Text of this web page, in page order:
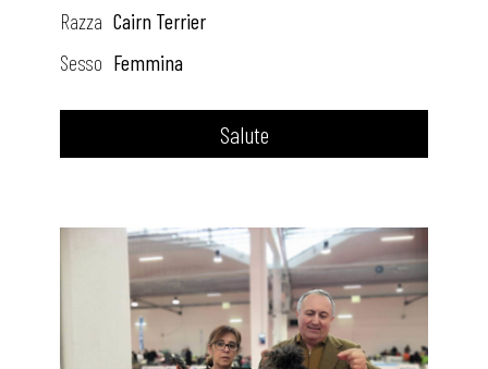
i
r
y
t
Razza Cairn Terrier
Sesso Femmina
Salute